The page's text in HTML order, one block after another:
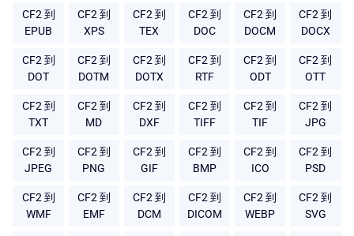
CF2 到
EPUB
CF2 到
XPS
CF2 到
TEX
CF2 到
DOC
CF2 到
DOCM
CF2 到
DOCX
CF2 到
DOT
CF2 到
DOTM
CF2 到
DOTX
CF2 到
RTF
CF2 到
ODT
CF2 到
OTT
CF2 到
TXT
CF2 到
MD
CF2 到
DXF
CF2 到
TIFF
CF2 到
TIF
CF2 到
JPG
CF2 到
JPEG
CF2 到
PNG
CF2 到
GIF
CF2 到
BMP
CF2 到
ICO
CF2 到
PSD
CF2 到
WMF
CF2 到
EMF
CF2 到
DCM
CF2 到
DICOM
CF2 到
WEBP
CF2 到
SVG